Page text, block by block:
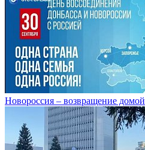
Новороссия – возвращение домой